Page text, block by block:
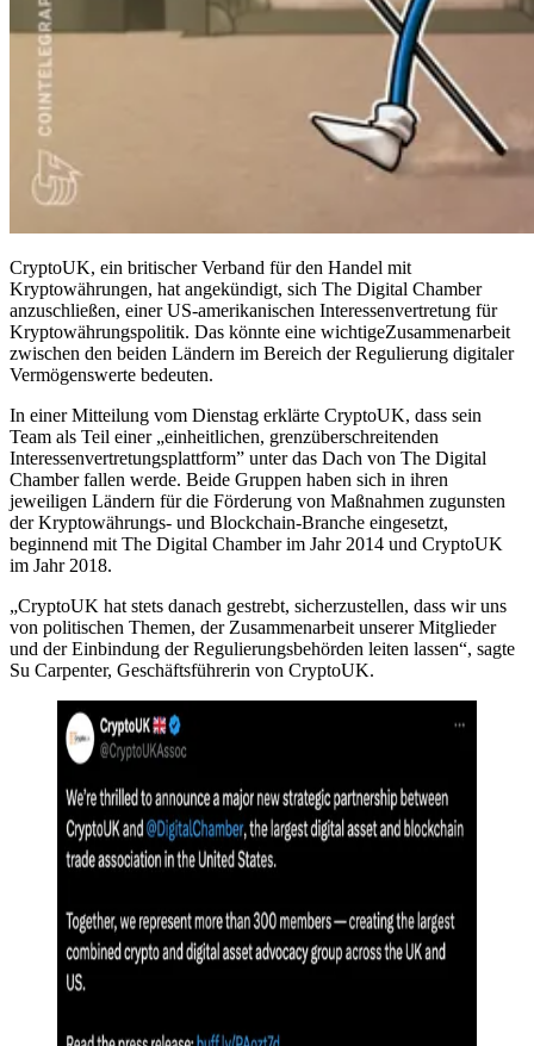
CryptoUK, ein britischer Verband für den Handel mit
Kryptowährungen, hat angekündigt, sich The Digital Chamber
anzuschließen, einer US-amerikanischen Interessenvertretung für
Kryptowährungspolitik. Das könnte eine wichtigeZusammenarbeit
zwischen den beiden Ländern im Bereich der Regulierung digitaler
Vermögenswerte bedeuten.
In einer Mitteilung vom Dienstag erklärte CryptoUK, dass sein
Team als Teil einer „einheitlichen, grenzüberschreitenden
Interessenvertretungsplattform” unter das Dach von The Digital
Chamber fallen werde. Beide Gruppen haben sich in ihren
jeweiligen Ländern für die Förderung von Maßnahmen zugunsten
der Kryptowährungs- und Blockchain-Branche eingesetzt,
beginnend mit The Digital Chamber im Jahr 2014 und CryptoUK
im Jahr 2018.
„CryptoUK hat stets danach gestrebt, sicherzustellen, dass wir uns
von politischen Themen, der Zusammenarbeit unserer Mitglieder
und der Einbindung der Regulierungsbehörden leiten lassen“, sagte
Su Carpenter, Geschäftsführerin von CryptoUK.